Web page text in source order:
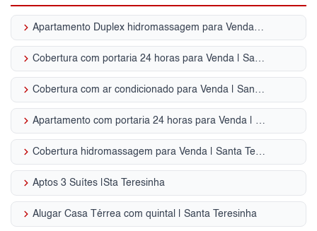
keyboard_arrow_right Apartamento Duplex hidromassagem para Venda | Santa Teresinha
keyboard_arrow_right Cobertura com portaria 24 horas para Venda | Santa Teresinha
keyboard_arrow_right Cobertura com ar condicionado para Venda | Santa Teresinha
keyboard_arrow_right Apartamento com portaria 24 horas para Venda | Santa Teresinha
keyboard_arrow_right Cobertura hidromassagem para Venda | Santa Teresinha
keyboard_arrow_right Aptos 3 Suítes |Sta Teresinha
keyboard_arrow_right Alugar Casa Térrea com quintal | Santa Teresinha